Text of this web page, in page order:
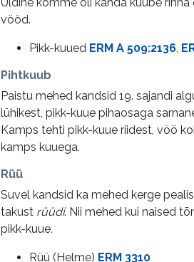
vööd.
Pikk-kuued ERM A 509:2136,
Pihtkuub
Paistu mehed kandsid 19. sajandi
lühikest, pikk-kuue pihaosaga
Kamps tehti pikk-kuue riidest, vöö
kamps kuuega.
Rüü
Suvel kandsid ka mehed kerge
takust rüüdi. Nii mehed kui naised
pikk-kuue.
Rüü (Helme) ERM 3310